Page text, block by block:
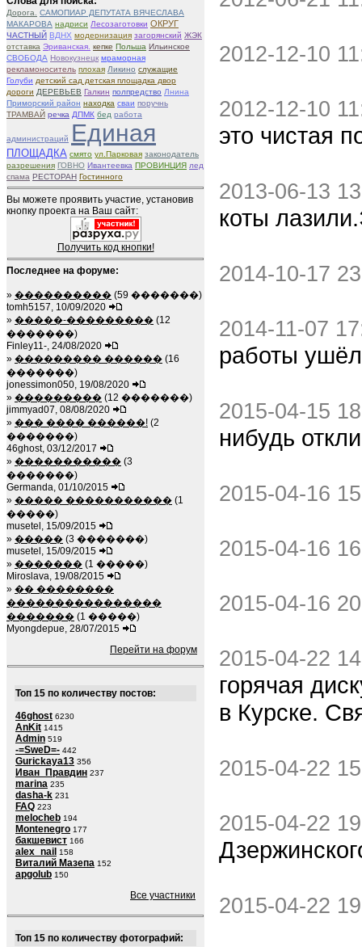
Дорога.
САМОПИАР ДЕПУТАТА ВЯЧЕСЛАВА
МАКАРОВА надриси Лесозаготовки ОКРУГ
ЧАСТНЫЙ ВДНХ модернизация загорянский ЖЭК
отставка Эриванская. кепке Польша Ильинское
СВОБОДА Новокузнецк мраморная
рекламоноситель плохая Ликино служащие
Голуби детский сад детская площадка двор
дороги ДЕРЕВЬЕВ Галкин полпредство Лнина
Приморский район находка сваи поручнь
ТРАМВАЙ речка ДПМК бед работа
администраций Единая
ПЛОЩАДКА смято ул.Парковая законодатель
разрешения ГОВНО Ивантеевка ПРОВИНЦИЯ лед
спама РЕСТОРАН Гостинного
Вы можете проявить участие, установив
кнопку проекта на Ваш сайт:
Получить код кнопки!
Последнее на форуме:
» ���������� (59 �������)
tomh5157, 10/09/2020
» �����-��������� (12
�������)
Finley11-, 24/08/2020
» ��������� ������ (16
�������)
jonessimon050, 19/08/2020
» ��������� (12 �������)
jimmyad07, 08/08/2020
» ��� ���� ������! (2
�������)
46ghost, 03/12/2017
» ����������� (3
�������)
Germanda, 01/10/2015
» ����� ����������� (1
�����)
musetel, 15/09/2015
» ����� (3 �������)
musetel, 15/09/2015
» ������� (1 �����)
Miroslava, 19/08/2015
» �� ��������
����������������
������� (1 �����)
Myongdepue, 28/07/2015
Перейти на форум
Топ 15 по количеству постов:
46ghost 6230
AnKit 1415
Admin 519
-=SweD=- 442
Gurickaya13 356
Иван_Правдин 237
marina 235
dasha-k 231
FAQ 223
melocheb 194
Montenegro 177
бакшевист 166
alex_nail 158
Виталий Мазепа 152
apgolub 150
Все участники
Топ 15 по количеству фотографий:
2012-12-10
2012-12-10
это чистая
2013-06-13
коты
2014-10-17
2014-11-07
работы
2015-04-15
нибудь
2015-04-16
2015-04-16
2015-04-16
2015-04-22
горячая
в Курске.
2015-04-22
2015-04-22
2015-04-22